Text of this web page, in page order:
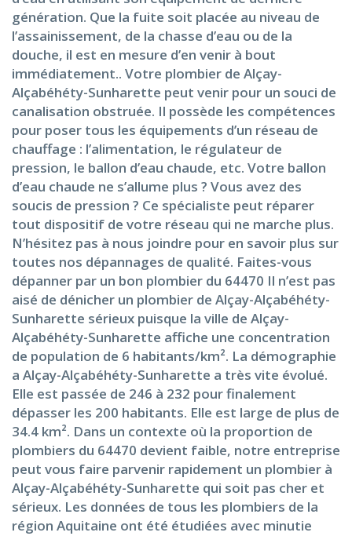
génération. Que la fuite soit placée au niveau de
l’assainissement, de la chasse d’eau ou de la
douche, il est en mesure d’en venir à bout
immédiatement.. Votre plombier de Alçay-
Alçabéhéty-Sunharette peut venir pour un souci de
canalisation obstruée. Il possède les compétences
pour poser tous les équipements d’un réseau de
chauffage : l’alimentation, le régulateur de
pression, le ballon d’eau chaude, etc. Votre ballon
d’eau chaude ne s’allume plus ? Vous avez des
soucis de pression ? Ce spécialiste peut réparer
tout dispositif de votre réseau qui ne marche plus.
N’hésitez pas à nous joindre pour en savoir plus sur
toutes nos dépannages de qualité. Faites-vous
dépanner par un bon plombier du 64470 Il n’est pas
aisé de dénicher un plombier de Alçay-Alçabéhéty-
Sunharette sérieux puisque la ville de Alçay-
Alçabéhéty-Sunharette affiche une concentration
de population de 6 habitants/km². La démographie
a Alçay-Alçabéhéty-Sunharette a très vite évolué.
Elle est passée de 246 à 232 pour finalement
dépasser les 200 habitants. Elle est large de plus de
34.4 km². Dans un contexte où la proportion de
plombiers du 64470 devient faible, notre entreprise
peut vous faire parvenir rapidement un plombier à
Alçay-Alçabéhéty-Sunharette qui soit pas cher et
sérieux. Les données de tous les plombiers de la
région Aquitaine ont été étudiées avec minutie